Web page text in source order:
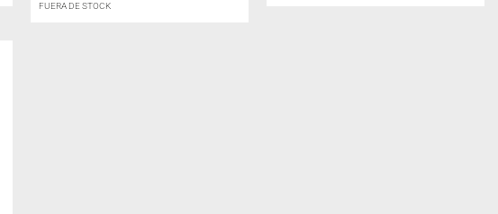
FUERA DE STOCK